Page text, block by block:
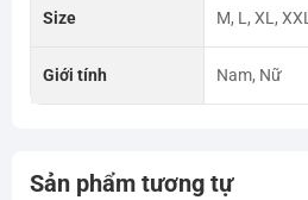
Size M, L, XL, XXL
Giới tính Nam, Nữ
Sản phẩm tương tự